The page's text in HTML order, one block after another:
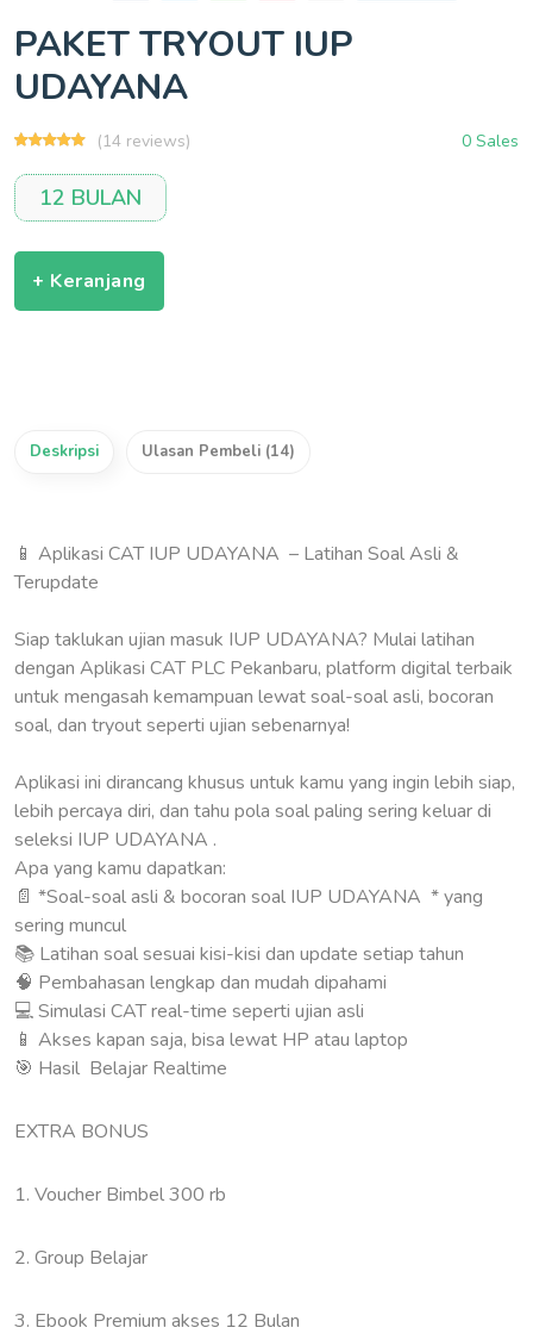
PAKET TRYOUT IUP
UDAYANA
(14 reviews) 0 Sales
12 BULAN
+ Keranjang
Deskripsi Ulasan Pembeli (14)
📱 Aplikasi CAT IUP UDAYANA – Latihan Soal Asli &
Terupdate
Siap taklukan ujian masuk IUP UDAYANA? Mulai latihan
dengan Aplikasi CAT PLC Pekanbaru, platform digital terbaik
untuk mengasah kemampuan lewat soal-soal asli, bocoran
soal, dan tryout seperti ujian sebenarnya!
Aplikasi ini dirancang khusus untuk kamu yang ingin lebih siap,
lebih percaya diri, dan tahu pola soal paling sering keluar di
seleksi IUP UDAYANA .
Apa yang kamu dapatkan:
📄 *Soal-soal asli & bocoran soal IUP UDAYANA * yang
sering muncul
📚 Latihan soal sesuai kisi-kisi dan update setiap tahun
🧠 Pembahasan lengkap dan mudah dipahami
💻 Simulasi CAT real-time seperti ujian asli
📱 Akses kapan saja, bisa lewat HP atau laptop
🎯 Hasil Belajar Realtime
EXTRA BONUS
1. Voucher Bimbel 300 rb
2. Group Belajar
3. Ebook Premium akses 12 Bulan